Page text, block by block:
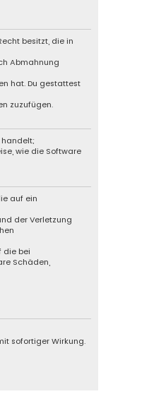
besitzt, die in
Abmahnung
hat. Du gestattest
zuzufügen.
handelt;
wie die Software
auf ein
der Verletzung
die bei
Schäden,
sofortiger Wirkung.